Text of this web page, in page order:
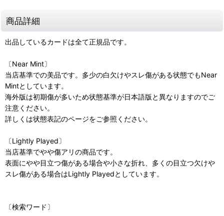
商品詳細
出品しているカードは全て正規品です。
〔Near Mint〕
当店基準での美品です。多少の白欠けやスレ傷がある状態でもNear
Mintとしています。
海外版は初期傷が多いため状態基準が日本語版と異なりますのでご
注意ください。
詳しくは状態表記のページをご参照ください。
〔Lightly Played〕
当店基準でやや傷アリの商品です。
表面にやや目立つ傷がある場合や小さな折れ、多くの目立つ欠けや
スレ傷がある場合はLightly Playedとしています。
〔検索ワード〕